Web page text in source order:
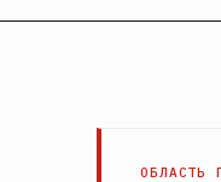
ОБЛАСТЬ